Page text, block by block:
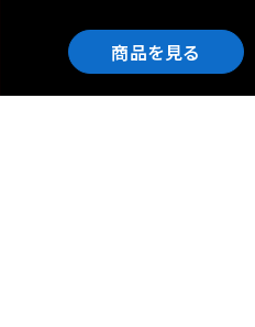
商品を見る